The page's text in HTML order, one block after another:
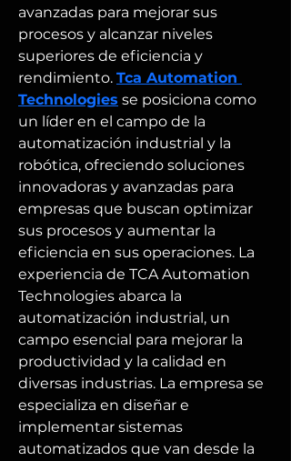
avanzadas para mejorar sus
procesos y alcanzar niveles
superiores de eficiencia y
rendimiento. Tca Automation
Technologies se posiciona como
un líder en el campo de la
automatización industrial y la
robótica, ofreciendo soluciones
innovadoras y avanzadas para
empresas que buscan optimizar
sus procesos y aumentar la
eficiencia en sus operaciones. La
experiencia de TCA Automation
Technologies abarca la
automatización industrial, un
campo esencial para mejorar la
productividad y la calidad en
diversas industrias. La empresa se
especializa en diseñar e
implementar sistemas
automatizados que van desde la